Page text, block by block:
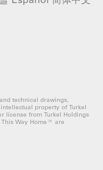
technical drawings,
property of Turkel
license from Turkel Holdings
Way Home™ are